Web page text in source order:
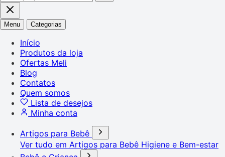
Menu Categorias
Início
Produtos da loja
Ofertas Meli
Blog
Contatos
Quem somos
Lista de desejos
Minha conta
Artigos para Bebê
Ver tudo em Artigos para Bebê Higiene e Bem-estar